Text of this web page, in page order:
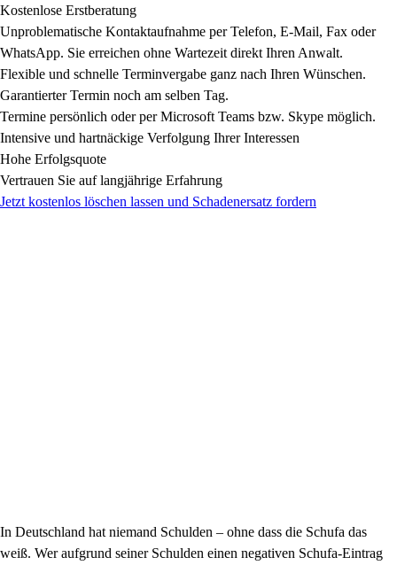
Kostenlose Erstberatung
Unproblematische Kontaktaufnahme per Telefon, E-Mail, Fax oder
WhatsApp. Sie erreichen ohne Wartezeit direkt Ihren Anwalt.
Flexible und schnelle Terminvergabe ganz nach Ihren Wünschen.
Garantierter Termin noch am selben Tag.
Termine persönlich oder per Microsoft Teams bzw. Skype möglich.
Intensive und hartnäckige Verfolgung Ihrer Interessen
Hohe Erfolgsquote
Vertrauen Sie auf langjährige Erfahrung
Jetzt kostenlos löschen lassen und Schadenersatz fordern
In Deutschland hat niemand Schulden – ohne dass die Schufa das
weiß. Wer aufgrund seiner Schulden einen negativen Schufa-Eintrag